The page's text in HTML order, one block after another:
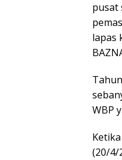
pusat
lapas
WBP
(20/4/